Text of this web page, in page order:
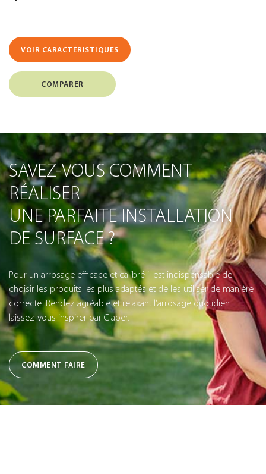
VOIR CARACTÉRISTIQUES
COMPARER
SAVEZ-VOUS COMMENT
RÉALISER
UNE PARFAITE INSTALLATION
DE SURFACE ?
Pour un arrosage efficace et calibré il est indispensable de
choisir les produits les plus adaptés et de les utiliser de manière
correcte. Rendez agréable et relaxant l’arrosage quotidien :
laissez-vous inspirer par Claber.
COMMENT FAIRE